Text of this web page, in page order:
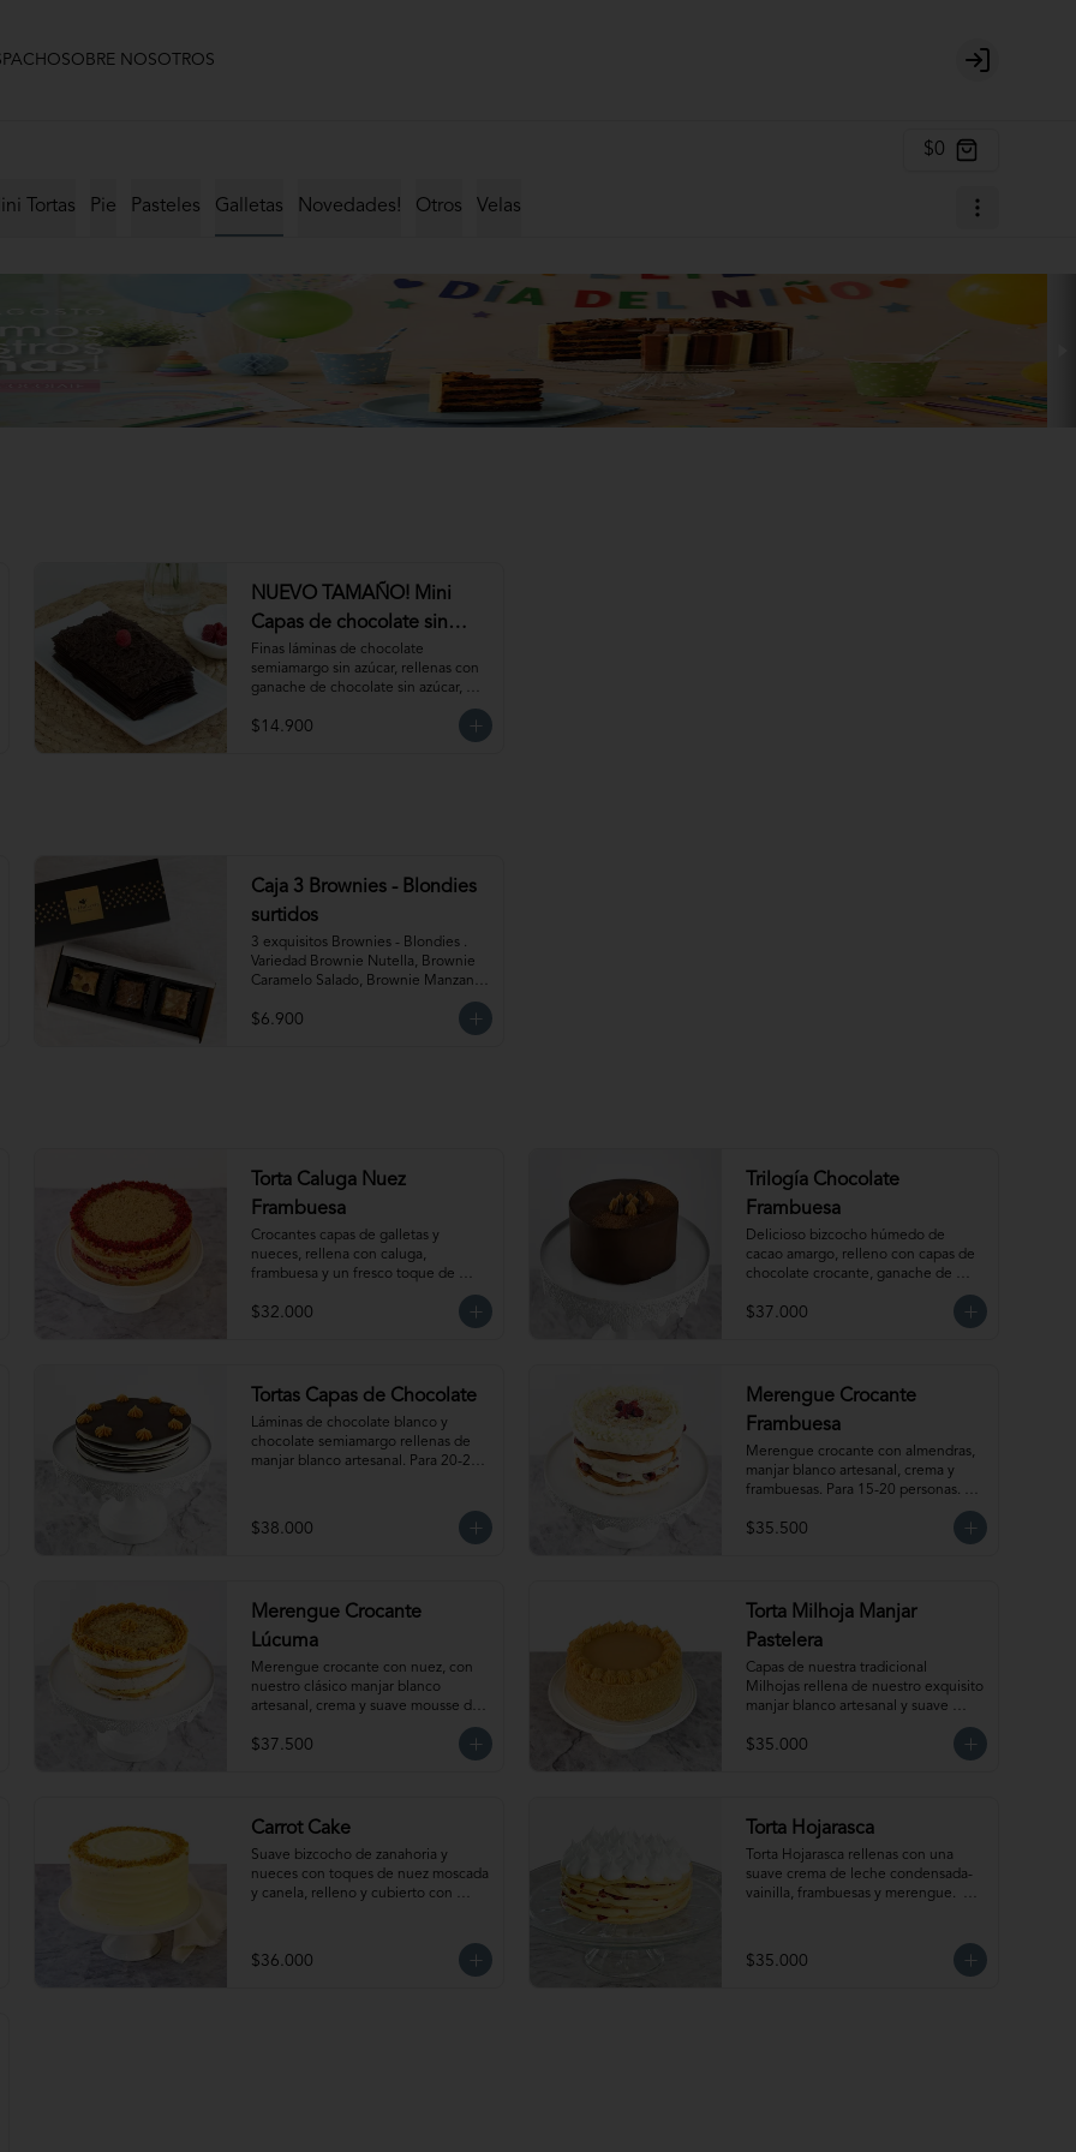
SOBRE NOSOTROS
Login
$0
Tortas Pie Pasteles Galletas Novedades! Otros Velas
NUEVO TAMAÑO! Mini
Capas de chocolate sin
Azúcar
Finas láminas de chocolate
semiamargo sin azúcar, rellenas con
ganache de chocolate sin azúcar,
frambuesa sin azúcar. ¡Simplemente
$14.900
Caja 3 Brownies - Blondies
surtidos
3 exquisitos Brownies - Blondies .
Variedad Brownie Nutella, Brownie
Caramelo Salado, Brownie Manzana
Blondie Almendra y Blondie
$6.900
Torta Caluga Nuez
Frambuesa
Crocantes capas de galletas y
nueces, rellena con caluga,
frambuesa y un fresco toque de
Producto congelado, se recomienda
$32.000
Trilogía Chocolate
Frambuesa
Delicioso bizcocho húmedo de
cacao amargo, relleno con capas de
chocolate crocante, ganache de
frambuesas y  nuestro clásico manjar
temperatura ambiente antes de
$37.000
Tortas Capas de Chocolate
Láminas de chocolate blanco y
chocolate semiamargo rellenas de
manjar blanco artesanal. Para 20-25
$38.000
Merengue Crocante
Frambuesa
Merengue crocante con almendras,
manjar blanco artesanal, crema y
frambuesas. Para 15-20 personas.
Producto congelado, se recomienda
descongelar 2.5 a 3.5 horas a
$35.500
Merengue Crocante
Lúcuma
Merengue crocante con nuez, con
nuestro clásico manjar blanco
artesanal, crema y suave mousse de
Producto congelado, se recomienda
$37.500
Torta Milhoja Manjar
Pastelera
Capas de nuestra tradicional
Milhojas rellena de nuestro exquisito
manjar blanco artesanal y suave
personas. Producto congelado, se
$35.000
Carrot Cake
Suave bizcocho de zanahoria y
nueces con toques de nuez moscada
y canela, relleno y cubierto con
recomienda descongelar de 2 a 3
horas a temperatura ambiente antes
$36.000
Torta Hojarasca
Torta Hojarasca rellenas con una
suave crema de leche condensada-
vainilla, frambuesas y merengue.
descongelar de 30 min a 1 hora a
temperatura ambiente antes de
$35.000